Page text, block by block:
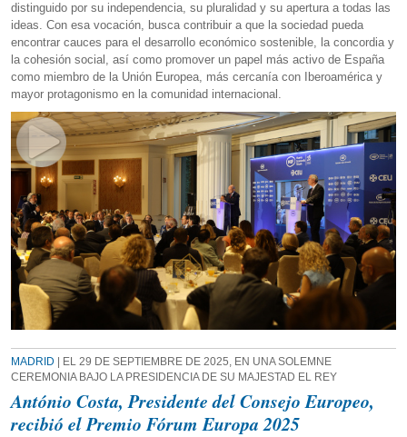
distinguido por su independencia, su pluralidad y su apertura a todas las
ideas. Con esa vocación, busca contribuir a que la sociedad pueda
encontrar cauces para el desarrollo económico sostenible, la concordia y
la cohesión social, así como promover un papel más activo de España
como miembro de la Unión Europea, más cercanía con Iberoamérica y
mayor protagonismo en la comunidad internacional.
MADRID | EL 29 DE SEPTIEMBRE DE 2025, EN UNA SOLEMNE
CEREMONIA BAJO LA PRESIDENCIA DE SU MAJESTAD EL REY
António Costa, Presidente del Consejo Europeo,
recibió el Premio Fórum Europa 2025